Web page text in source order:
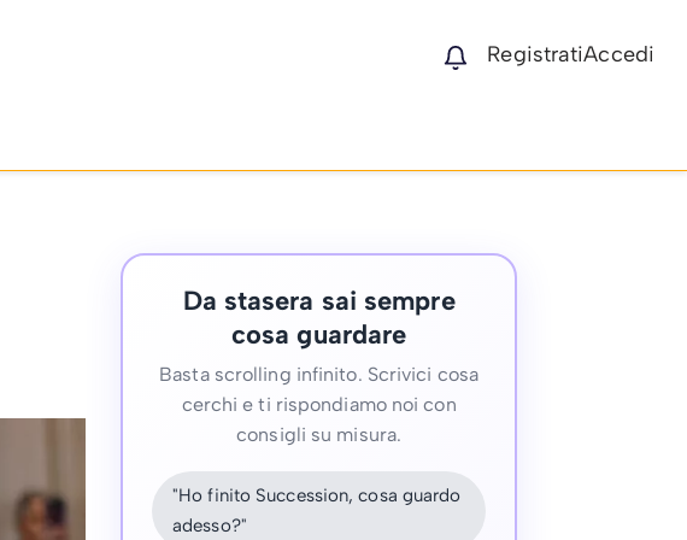
RegistratiAccedi
Da stasera sai sempre
cosa guardare
Basta scrolling infinito. Scrivici cosa
cerchi e ti rispondiamo noi con
consigli su misura.
"Ho finito Succession, cosa guardo
adesso?"